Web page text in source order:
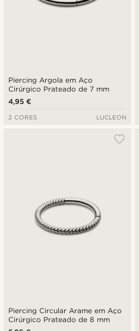
Piercing Argola em Aço
Cirúrgico Prateado de 7 mm
4,95 €
2 CORES LUCLEON
Piercing Circular Arame em Aço
Cirúrgico Prateado de 8 mm